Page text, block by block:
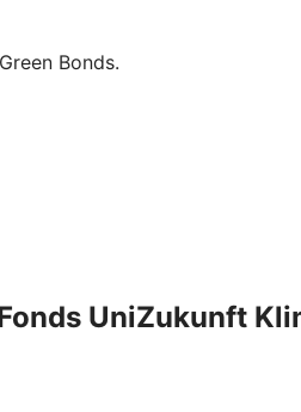
Bonds.
UniZukunft